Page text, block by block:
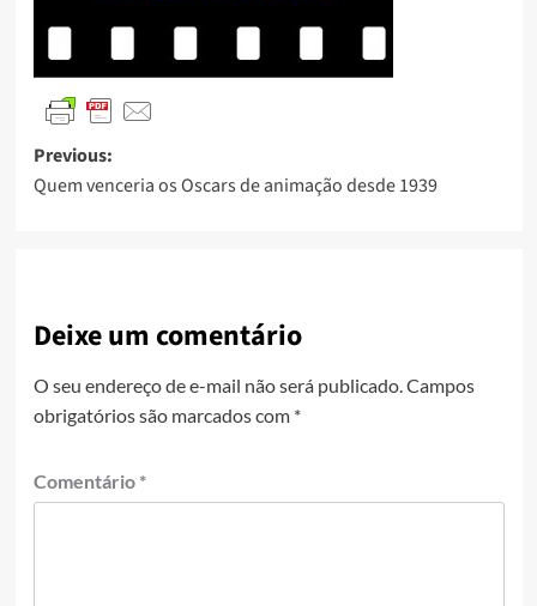
Previous:
Quem venceria os Oscars de animação desde 1939
Deixe um comentário
O seu endereço de e-mail não será publicado. Campos
obrigatórios são marcados com *
Comentário *